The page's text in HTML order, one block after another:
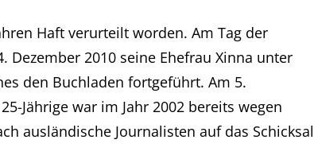
Haft verurteilt worden. Am Tag der
2010 seine Ehefrau Xinna unter
den Buchladen fortgeführt. Am 5.
Jährige war im Jahr 2002 bereits wegen
ausländische Journalisten auf das Schicksal